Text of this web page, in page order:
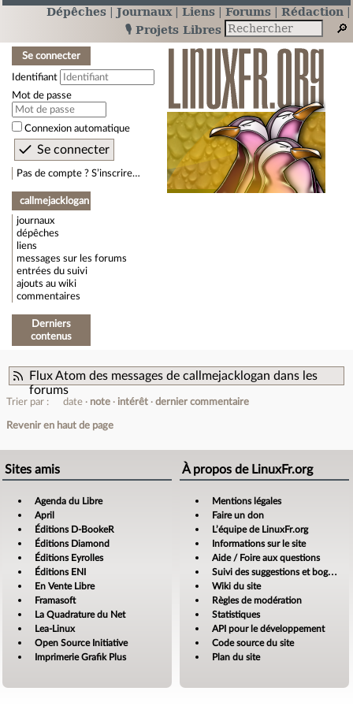
Dépêches Journaux Liens Forums
Rédaction
🎙️ Projets Libres
Se connecter
Identifiant
Mot de passe
Connexion automatique
Pas de compte ? S’inscrire…
callmejacklogan
journaux
dépêches
liens
messages sur les forums
entrées du suivi
ajouts au wiki
commentaires
Derniers
contenus
Flux Atom des messages de callmejacklogan dans les
forums
Trier par : date note intérêt dernier commentaire
Revenir en haut de page
Sites amis
Agenda du Libre
April
Éditions D-BookeR
Éditions Diamond
Éditions Eyrolles
Éditions ENI
En Vente Libre
Framasoft
La Quadrature du Net
Lea-Linux
Open Source Initiative
Imprimerie Grafik Plus
À propos de LinuxFr.org
Mentions légales
Faire un don
L’équipe de LinuxFr.org
Informations sur le site
Aide / Foire aux questions
Suivi des suggestions et bogues
Wiki du site
Règles de modération
Statistiques
API pour le développement
Code source du site
Plan du site